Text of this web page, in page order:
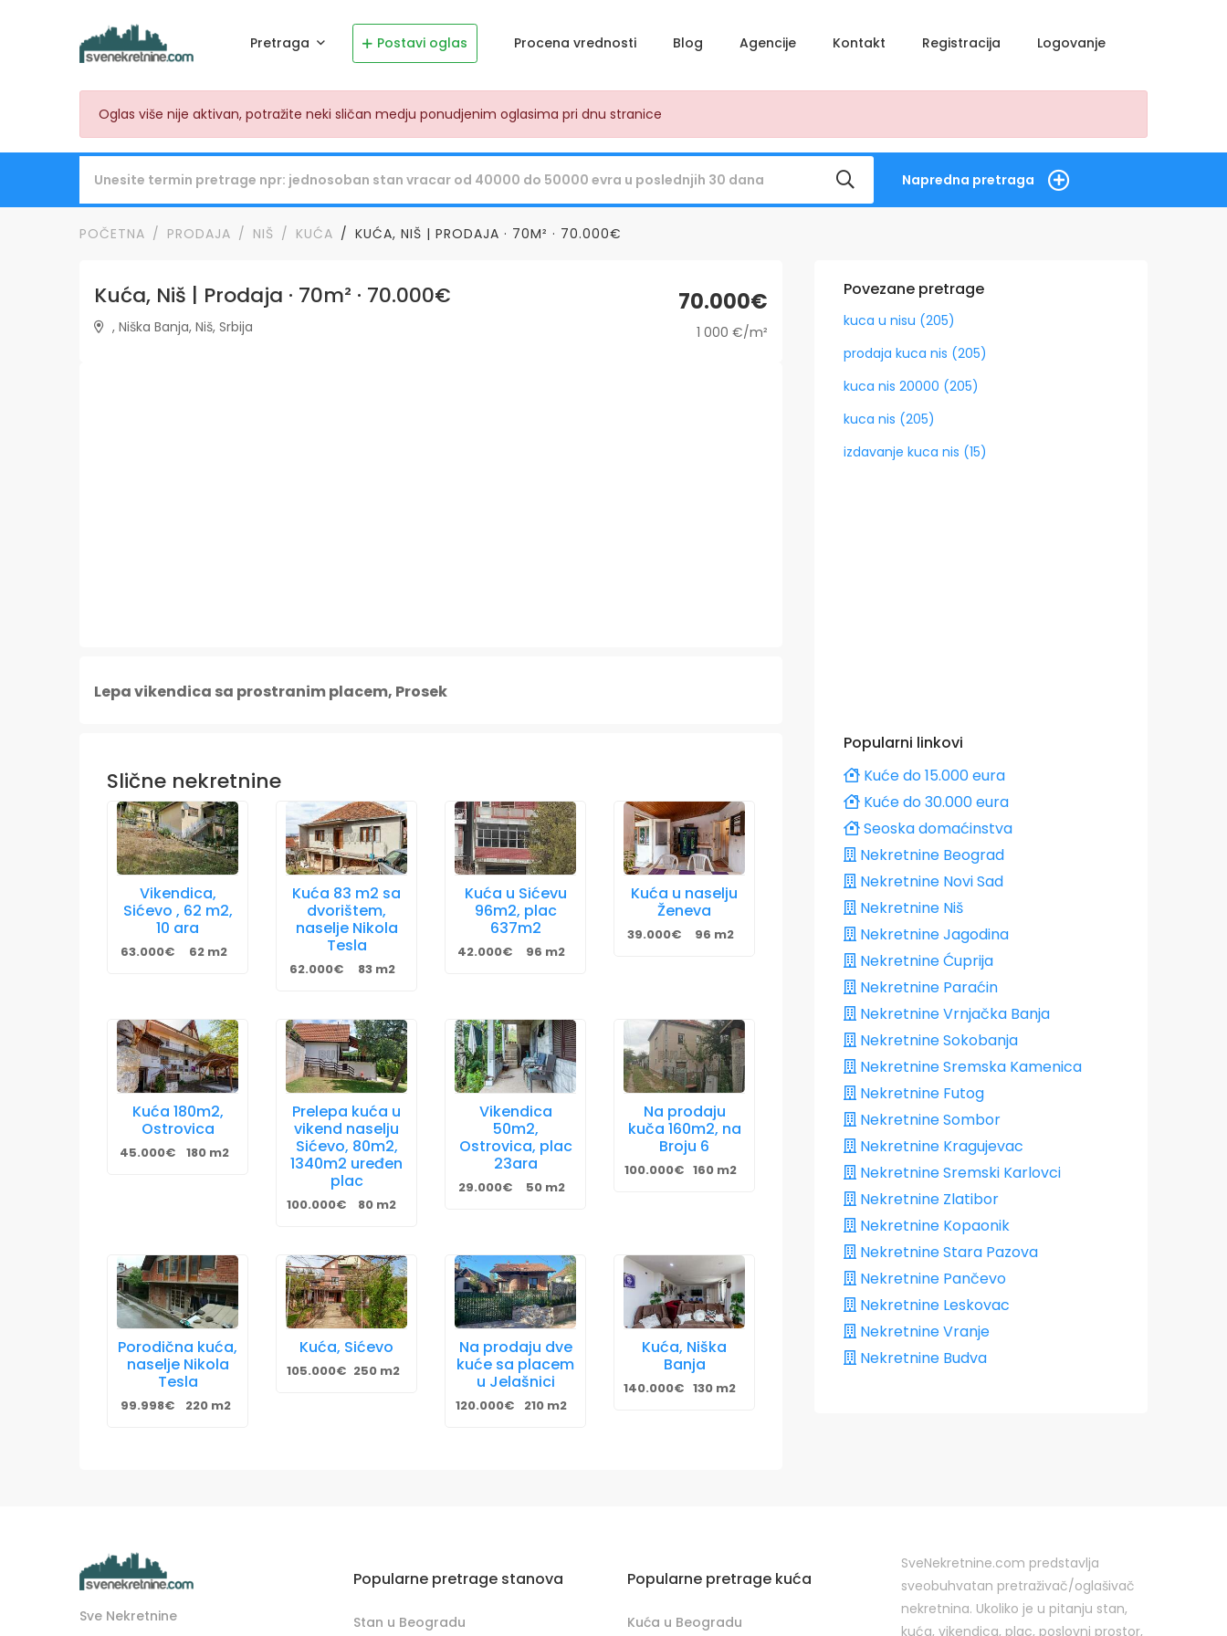
Pretraga Postavi oglas Procena vrednosti Blog Agencije Kontakt Registracija Logovanje
Oglas više nije aktivan, potražite neki sličan medju ponudjenim oglasima pri dnu stranice
Napredna pretraga
POČETNA PRODAJA NIŠ KUĆA KUĆA, NIŠ | PRODAJA · 70M² · 70.000€
Kuća, Niš | Prodaja · 70m² · 70.000€
, Niška Banja, Niš, Srbija
70.000€
1 000 €/m²
Lepa vikendica sa prostranim placem, Prosek
Slične nekretnine
Vikendica,
Sićevo , 62 m2,
10 ara
63.000€ 62 m2
Kuća 83 m2 sa
dvorištem,
naselje Nikola
Tesla
62.000€ 83 m2
Kuća u Sićevu
96m2, plac
637m2
42.000€ 96 m2
Kuća u naselju
Ženeva
39.000€ 96 m2
Kuća 180m2,
Ostrovica
45.000€ 180 m2
Prelepa kuća u
vikend naselju
Sićevo, 80m2,
1340m2 uređen
plac
100.000€ 80 m2
Vikendica
50m2,
Ostrovica, plac
23ara
29.000€ 50 m2
Na prodaju
kuča 160m2, na
Broju 6
100.000€ 160 m2
Porodična kuća,
naselje Nikola
Tesla
99.998€ 220 m2
Kuća, Sićevo
105.000€ 250 m2
Na prodaju dve
kuće sa placem
u Jelašnici
120.000€ 210 m2
Kuća, Niška
Banja
140.000€ 130 m2
Povezane pretrage
kuca u nisu (205)
prodaja kuca nis (205)
kuca nis 20000 (205)
kuca nis (205)
izdavanje kuca nis (15)
Popularni linkovi
Kuće do 15.000 eura
Kuće do 30.000 eura
Seoska domaćinstva
Nekretnine Beograd
Nekretnine Novi Sad
Nekretnine Niš
Nekretnine Jagodina
Nekretnine Ćuprija
Nekretnine Paraćin
Nekretnine Vrnjačka Banja
Nekretnine Sokobanja
Nekretnine Sremska Kamenica
Nekretnine Futog
Nekretnine Sombor
Nekretnine Kragujevac
Nekretnine Sremski Karlovci
Nekretnine Zlatibor
Nekretnine Kopaonik
Nekretnine Stara Pazova
Nekretnine Pančevo
Nekretnine Leskovac
Nekretnine Vranje
Nekretnine Budva
Sve Nekretnine
Popularne pretrage stanova
Stan u Beogradu
Popularne pretrage kuća
Kuća u Beogradu
SveNekretnine.com predstavlja
sveobuhvatan pretraživač/oglašivač
nekretnina. Ukoliko je u pitanju stan,
kuća, vikendica, plac, poslovni prostor,